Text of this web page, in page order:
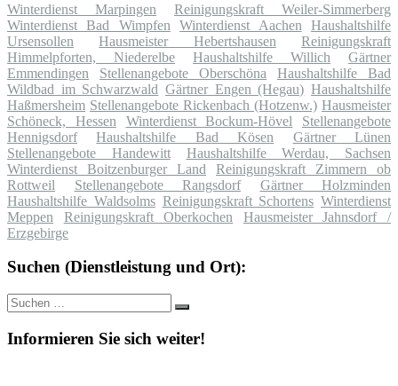
Winterdienst Marpingen
Reinigungskraft Weiler-Simmerberg
Winterdienst Bad Wimpfen
Winterdienst Aachen
Haushaltshilfe
Ursensollen
Hausmeister Hebertshausen
Reinigungskraft
Himmelpforten, Niederelbe
Haushaltshilfe Willich
Gärtner
Emmendingen
Stellenangebote Oberschöna
Haushaltshilfe Bad
Wildbad im Schwarzwald Gärtner Engen (Hegau) Haushaltshilfe
Haßmersheim Stellenangebote Rickenbach (Hotzenw.) Hausmeister
Schöneck, Hessen
Winterdienst Bockum-Hövel
Stellenangebote
Hennigsdorf
Haushaltshilfe Bad Kösen
Gärtner Lünen
Stellenangebote Handewitt
Haushaltshilfe Werdau, Sachsen
Winterdienst Boitzenburger Land
Reinigungskraft Zimmern ob
Rottweil
Stellenangebote Rangsdorf
Gärtner Holzminden
Haushaltshilfe Waldsolms Reinigungskraft Schortens Winterdienst
Meppen
Reinigungskraft Oberkochen
Hausmeister Jahnsdorf /
Erzgebirge
Suchen (Dienstleistung und Ort):
Suche
nach:
Suchen
Informieren Sie sich weiter!